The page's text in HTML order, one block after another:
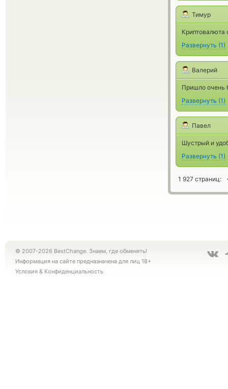
Тимур
Криптовалюта
Развернуть (1)
Валерий
Пришло очень
Развернуть (1)
Павел
Шустрый и
Развернуть (1)
1 927 страниц:
© 2007-2026 BestChange. Знаем, где обменять!
Информация на сайте предназначена для лиц 18+
Условия & Конфиденциальность